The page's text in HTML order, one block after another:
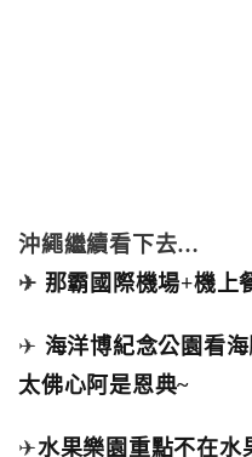
沖繩繼續看下去…
✈ 那霸國際機場+機上
✈ 海洋博紀念公園看
太佛心阿是恩典~
✈水果樂園重點不在水